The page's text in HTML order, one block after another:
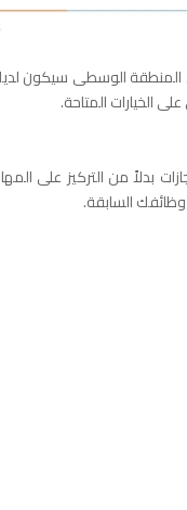
المنطقة الوسطى سيكون
الخيارات المتاحة.
بدلاً من التركيز على
السابقة.